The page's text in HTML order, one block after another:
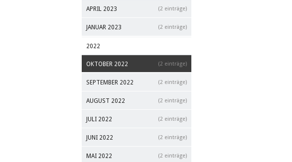
APRIL 2023 (2 einträge)
JANUAR 2023 (2 einträge)
2022
OKTOBER 2022 (2 einträge)
SEPTEMBER 2022 (2 einträge)
AUGUST 2022 (2 einträge)
JULI 2022 (2 einträge)
JUNI 2022 (2 einträge)
MAI 2022 (2 einträge)